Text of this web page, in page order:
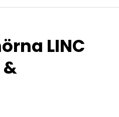
LINC